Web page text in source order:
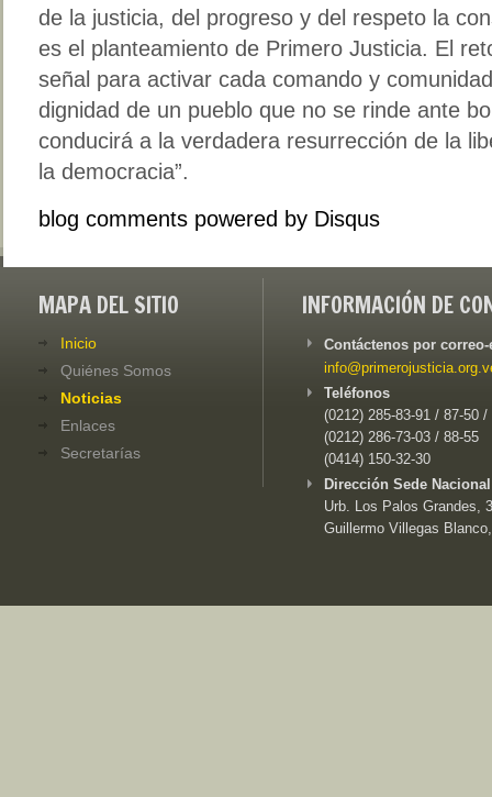
de la justicia, del progreso y del respeto la
es el planteamiento de Primero Justicia. El
señal para activar cada comando y
dignidad de un pueblo que no se rinde ante
conducirá a la verdadera resurrección de la
la democracia”.
blog comments powered by Disqus
MAPA DEL SITIO
Inicio
Quiénes Somos
Noticias
Enlaces
Secretarías
INFORMACIÓN DE
Contáctenos por
Teléfonos
(0212) 285-83-91 / 87-50 /
(0212) 286-73-03 / 88-55
(0414) 150-32-30
Dirección Sede
Urb. Los Palos Grandes,
Guillermo Villegas